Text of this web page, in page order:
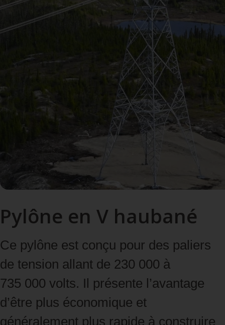
Pylône en V haubané
Ce pylône est conçu pour des paliers
de tension allant de 230 000 à
735 000 volts. Il présente l’avantage
d’être plus économique et
généralement plus rapide à construire